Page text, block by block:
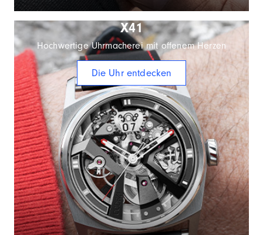
X41
Hochwertige Uhrmacherei mit offenem Herzen
Die Uhr entdecken